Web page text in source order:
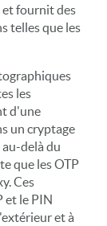
fournit des
telles que les
les
d'une
un cryptage
delà du
que les OTP
Ces
et le PIN
et à